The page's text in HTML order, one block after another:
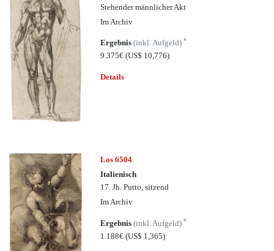
Stehender männlicher Akt
Im Archiv
Ergebnis(inkl. Aufgeld)*
9.375€(US$ 10,776)
Details
Los 6504
Italienisch
17. Jh. Putto, sitzend
Im Archiv
Ergebnis(inkl. Aufgeld)*
1.188€(US$ 1,365)